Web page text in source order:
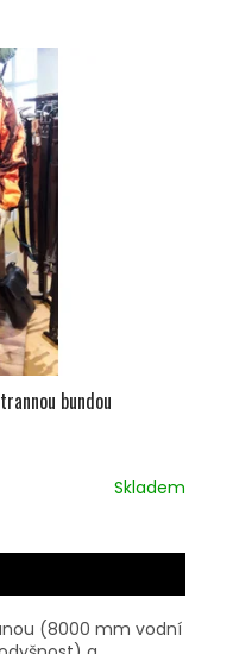
bundou
Skladem
(8000 mm vodní